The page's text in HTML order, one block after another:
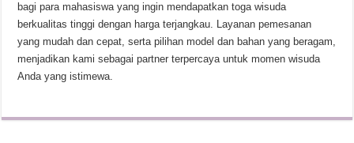
bagi para mahasiswa yang ingin mendapatkan toga wisuda
berkualitas tinggi dengan harga terjangkau. Layanan pemesanan
yang mudah dan cepat, serta pilihan model dan bahan yang beragam,
menjadikan kami sebagai partner terpercaya untuk momen wisuda
Anda yang istimewa.